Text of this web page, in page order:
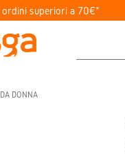
ordini superiori a 70€*
DONNA